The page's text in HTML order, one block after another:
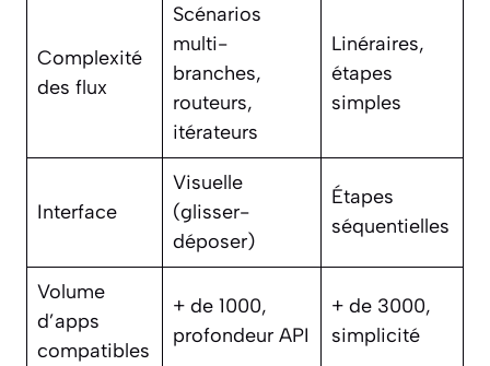
Complexité
des flux
Scénarios
multi-
branches,
routeurs,
itérateurs
Linéraires,
étapes
simples
Interface
Visuelle
(glisser-
déposer)
Étapes
séquentielles
Volume
d’apps
compatibles
+ de 1000,
profondeur API
+ de 3000,
simplicité